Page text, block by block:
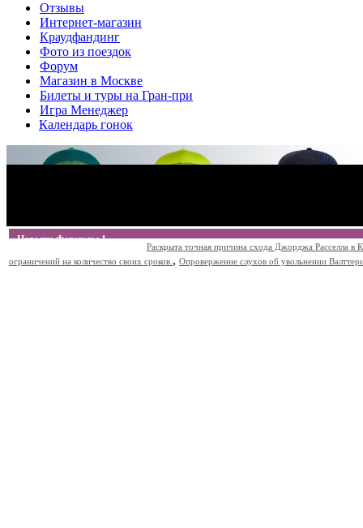
Отзывы
Интернет-магазин
Краудфандинг
Фото из поездок
Форум
Магазин в Москве
Билеты и туры на Гран-при
Игра Менеджер
Календарь гонок
Новости Формулы 1
Раскрыта точная причина схода Джорджа Расселла в
ограничений на количество своих сроков. , Опровержение слухов об увольнении